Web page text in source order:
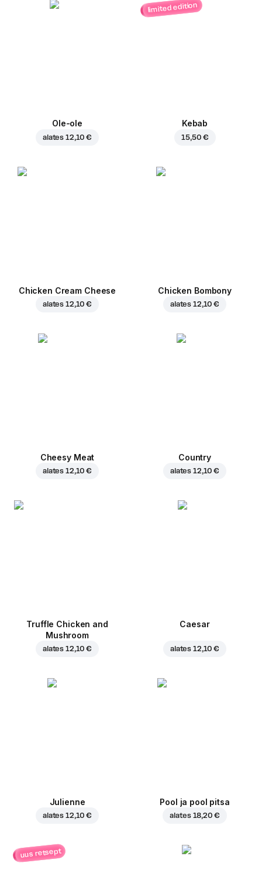
Ole-ole
alates 12,10 €
limited edition
Kebab
15,50 €
Chicken Cream Cheese
alates 12,10 €
Chicken Bombony
alates 12,10 €
Cheesy Meat
alates 12,10 €
Country
alates 12,10 €
Truffle Chicken and
Mushroom
alates 12,10 €
Caesar
alates 12,10 €
Julienne
alates 12,10 €
Pool ja pool pitsa
alates 18,20 €
uus retsept